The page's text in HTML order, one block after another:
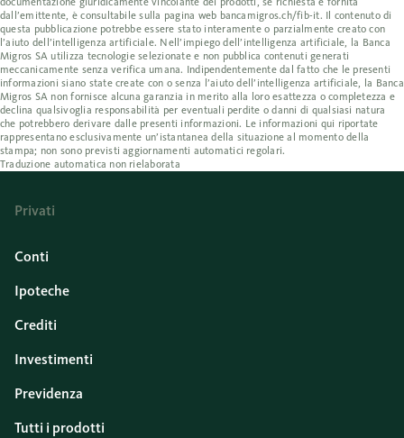
dall’emittente, è consultabile sulla pagina web bancamigros.ch/fib-it. Il contenuto di
questa pubblicazione potrebbe essere stato interamente o parzialmente creato con
l’aiuto dell’intelligenza artificiale. Nell’impiego dell’intelligenza artificiale, la Banca
Migros SA utilizza tecnologie selezionate e non pubblica contenuti generati
meccanicamente senza verifica umana. Indipendentemente dal fatto che le presenti
informazioni siano state create con o senza l’aiuto dell’intelligenza artificiale, la Banca
Migros SA non fornisce alcuna garanzia in merito alla loro esattezza o completezza e
declina qualsivoglia responsabilità per eventuali perdite o danni di qualsiasi natura
che potrebbero derivare dalle presenti informazioni. Le informazioni qui riportate
rappresentano esclusivamente un’istantanea della situazione al momento della
stampa; non sono previsti aggiornamenti automatici regolari.
Traduzione automatica non rielaborata
Privati
Conti
Ipoteche
Crediti
Investimenti
Previdenza
Tutti i prodotti